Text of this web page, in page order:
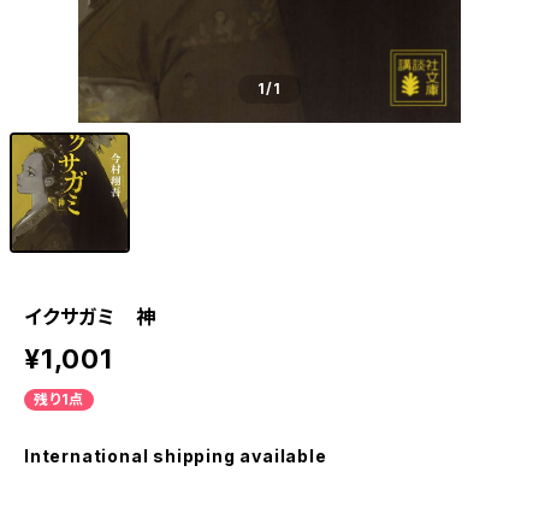
1/1
イクサガミ 神
¥1,001
残り1点
International shipping available